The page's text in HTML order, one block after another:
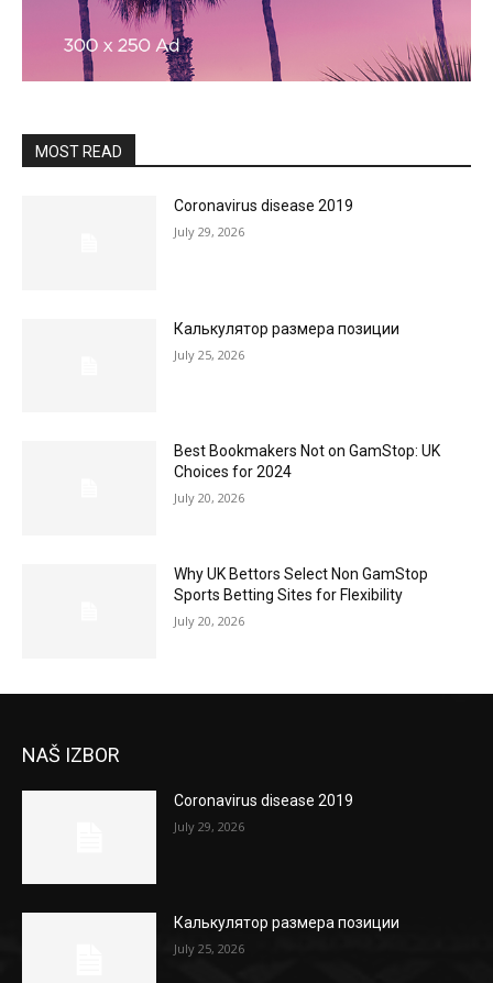
MOST READ
Coronavirus disease 2019
July 29, 2026
Калькулятор размера позиции
July 25, 2026
Best Bookmakers Not on GamStop: UK
Choices for 2024
July 20, 2026
Why UK Bettors Select Non GamStop
Sports Betting Sites for Flexibility
July 20, 2026
NAŠ IZBOR
Coronavirus disease 2019
July 29, 2026
Калькулятор размера позиции
July 25, 2026